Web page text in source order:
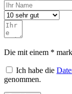
Die mit einem *
Ich habe die
genommen.